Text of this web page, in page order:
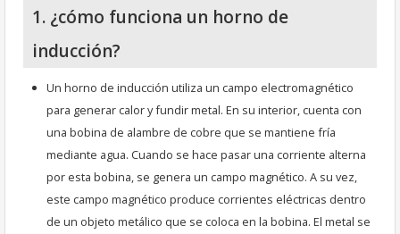
1. ¿cómo funciona un horno de
inducción?
Un horno de inducción utiliza un campo electromagnético
para generar calor y fundir metal. En su interior, cuenta con
una bobina de alambre de cobre que se mantiene fría
mediante agua. Cuando se hace pasar una corriente alterna
por esta bobina, se genera un campo magnético. A su vez,
este campo magnético produce corrientes eléctricas dentro
de un objeto metálico que se coloca en la bobina. El metal se